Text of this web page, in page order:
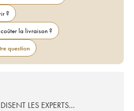
?
la livraison ?
question
LES EXPERTS...